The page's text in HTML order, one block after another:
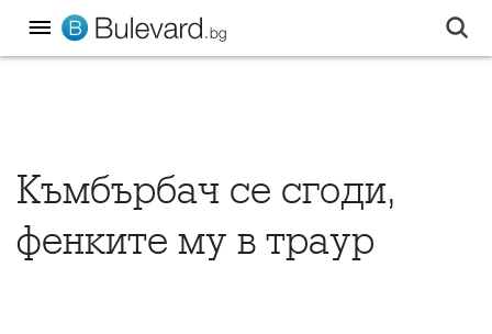
Къмбърбач се сгоди,
фенките му в траур